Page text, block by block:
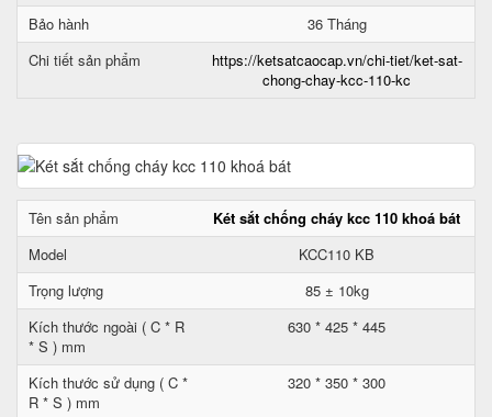
Bảo hành
36 Tháng
Chi tiết sản phẩm
https://ketsatcaocap.vn/chi-tiet/ket-sat-
chong-chay-kcc-110-kc
Tên sản phẩm
Két sắt chống cháy kcc 110 khoá bát
Model
KCC110 KB
Trọng lượng
85 ± 10kg
Kích thước ngoài ( C * R
* S ) mm
630 * 425 * 445
Kích thước sử dụng ( C *
R * S ) mm
320 * 350 * 300